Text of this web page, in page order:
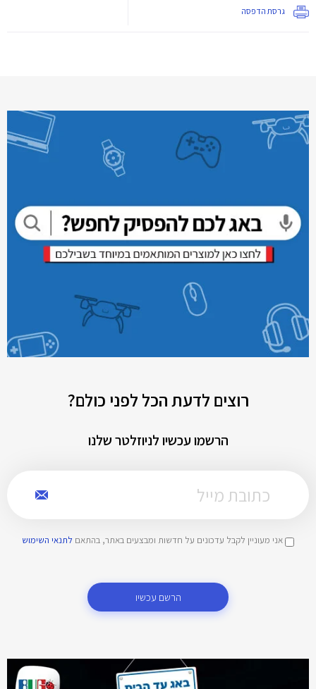
גרסת הדפסה
רוצים לדעת הכל לפני כולם?
הרשמו עכשיו לניוזלטר שלנו
אני מעוניין לקבל עדכונים על חדשות ומבצעים באתר, בהתאם לתנאי השימוש
הרשם עכשיו